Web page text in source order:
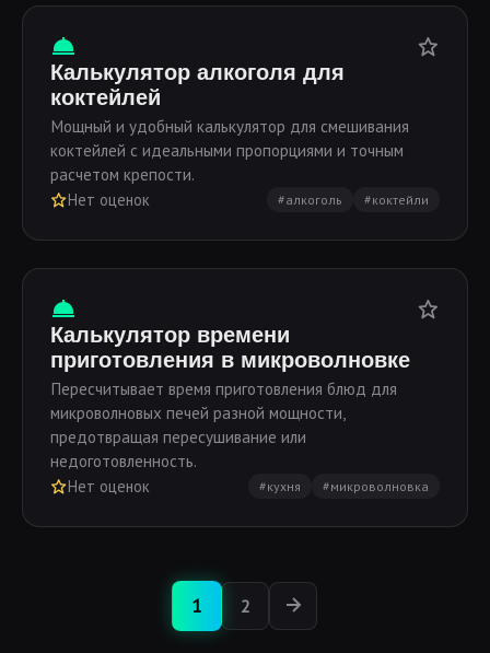
Калькулятор алкоголя для
коктейлей
Мощный и удобный калькулятор для смешивания
коктейлей с идеальными пропорциями и точным
расчетом крепости.
Нет оценок
#алкоголь #коктейли
Калькулятор времени
приготовления в микроволновке
Пересчитывает время приготовления блюд для
микроволновых печей разной мощности,
предотвращая пересушивание или
недоготовленность.
Нет оценок
#кухня #микроволновка
1 2